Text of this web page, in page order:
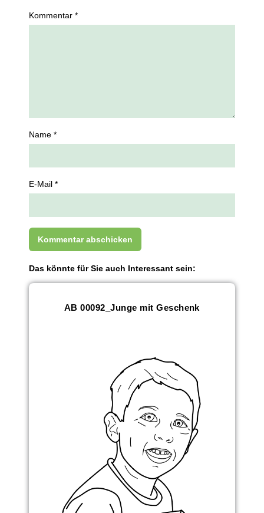
Kommentar *
Name *
E-Mail *
Das könnte für Sie auch Interessant sein:
AB 00092_Junge mit Geschenk